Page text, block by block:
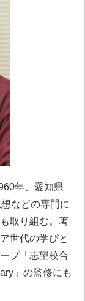
年、愛知県
などの専門に
取り組む。著
世代の学びと
プ「志望校合
」の監修にも